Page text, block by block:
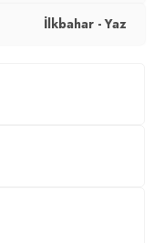
İlkbahar - Yaz